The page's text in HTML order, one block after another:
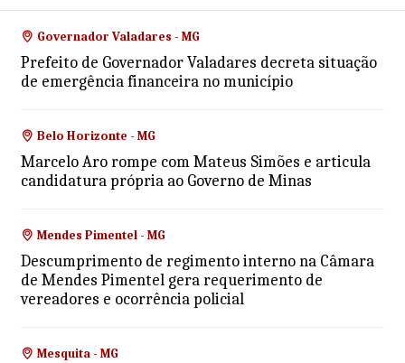
Governador Valadares - MG
Prefeito de Governador Valadares decreta situação
de emergência financeira no município
Belo Horizonte - MG
Marcelo Aro rompe com Mateus Simões e articula
candidatura própria ao Governo de Minas
Mendes Pimentel - MG
Descumprimento de regimento interno na Câmara
de Mendes Pimentel gera requerimento de
vereadores e ocorrência policial
Mesquita - MG